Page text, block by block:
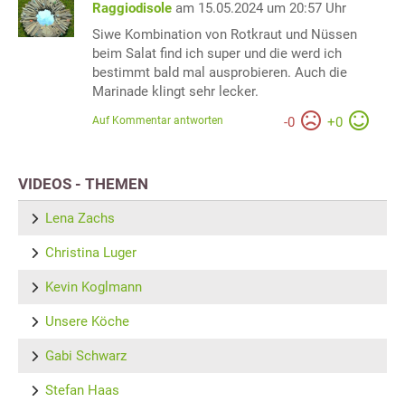
Raggiodisole am 15.05.2024 um 20:57 Uhr
Siwe Kombination von Rotkraut und Nüssen
beim Salat find ich super und die werd ich
bestimmt bald mal ausprobieren. Auch die
Marinade klingt sehr lecker.
-0 +0
Auf Kommentar antworten
VIDEOS - THEMEN
Lena Zachs
Christina Luger
Kevin Koglmann
Unsere Köche
Gabi Schwarz
Stefan Haas